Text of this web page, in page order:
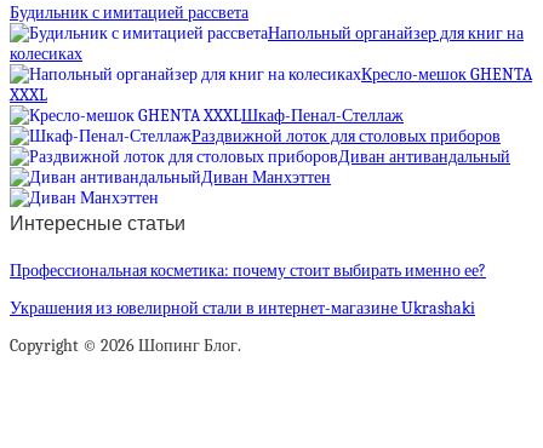
Будильник с имитацией рассвета
Напольный органайзер для книг на
колесиках
Кресло-мешок GHENTA
XXXL
Шкаф-Пенал-Стеллаж
Раздвижной лоток для столовых приборов
Диван антивандальный
Диван Манхэттен
Интересные статьи
Профессиональная косметика: почему стоит выбирать именно ее?
Украшения из ювелирной стали в интернет-магазине Ukrashaki
Copyright © 2026 Шопинг Блог.